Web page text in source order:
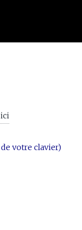
votre clavier)